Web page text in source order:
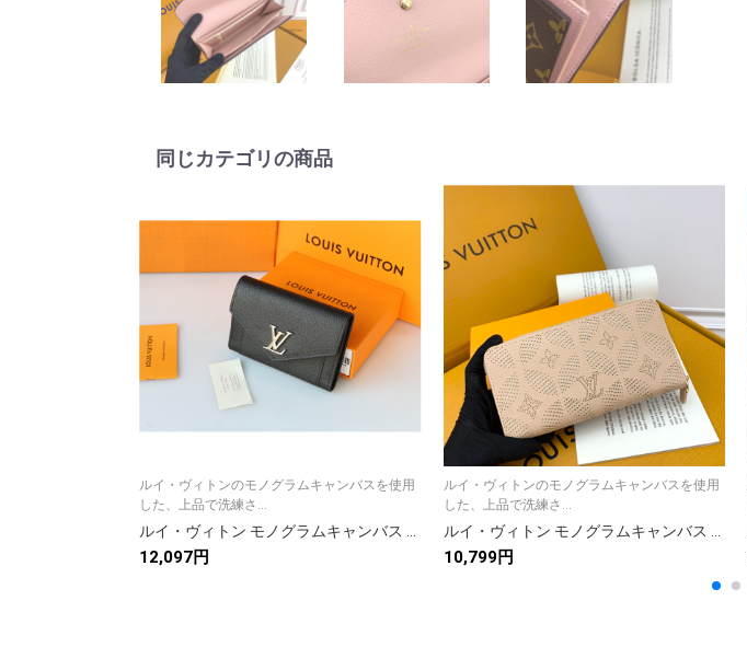
同じカテゴリの商品
ルイ・ヴィトンのモノグラムキャンバスを使用
した、上品で洗練さ...
ルイ・ヴィトン モノグラムキャンバス 上品な長財布 レディース ギフトにも最適な定番モデル
12,097円
ルイ・ヴィトンのモノグラムキャンバスを使用
した、上品で洗練さ...
ルイ・ヴィトン モノグラムキャンバス 上品な長財布 レディースに人気の定番モデル
10,799円